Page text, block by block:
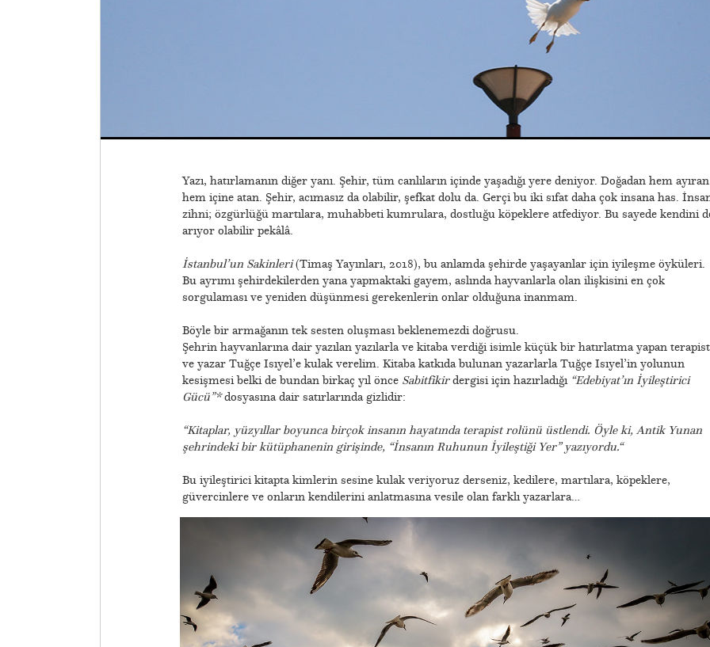
Yazı, hatırlamanın diğer yanı. Şehir, tüm canlıların içinde yaşadığı yere deniyor. Doğadan hem ayıran
hem içine atan. Şehir, acımasız da olabilir, şefkat dolu da. Gerçi bu iki sıfat daha çok insana has.
zihni; özgürlüğü martılara, muhabbeti kumrulara, dostluğu köpeklere atfediyor. Bu sayede kendini
arıyor olabilir pekâlâ.
İstanbul’un Sakinleri(Timaş Yayınları, 2018), bu anlamda şehirde yaşayanlar için iyileşme öyküleri.
Bu ayrımı şehirdekilerden yana yapmaktaki gayem, aslında hayvanlarla olan ilişkisini en çok
sorgulaması ve yeniden düşünmesi gerekenlerin onlar olduğuna inanmam.
Böyle bir armağanın tek sesten oluşması beklenemezdi doğrusu.
Şehrin hayvanlarına dair yazılan yazılarla ve kitaba verdiği isimle küçük bir hatırlatma yapan terapist
ve yazar Tuğçe Isıyel’e kulak verelim. Kitaba katkıda bulunan yazarlarla Tuğçe Isıyel’in yolunun
kesişmesi belki de bundan birkaç yıl önce Sabitfikirdergisi için hazırladığı “Edebiyat’ın İyileştirici
Gücü”*dosyasına dair satırlarında gizlidir:
“Kitaplar, yüzyıllar boyunca birçok insanın hayatında terapist rolünü üstlendi. Öyle ki, Antik Yunan
şehrindeki bir kütüphanenin girişinde, “İnsanın Ruhunun İyileştiği Yer” yazıyordu.“
Bu iyileştirici kitapta kimlerin sesine kulak veriyoruz derseniz, kedilere, martılara, köpeklere,
güvercinlere ve onların kendilerini anlatmasına vesile olan farklı yazarlara…